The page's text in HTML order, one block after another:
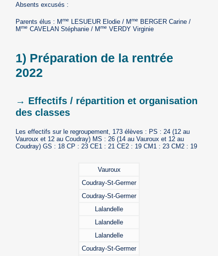
Absents excusés :
Parents élus : Mme LESUEUR Elodie / Mme BERGER Carine /
Mme CAVELAN Stéphanie / Mme VERDY Virginie
1) Préparation de la rentrée
2022
→ Effectifs / répartition et organisation
des classes
Les effectifs sur le regroupement, 173 élèves : PS : 24 (12 au
Vauroux et 12 au Coudray) MS : 26 (14 au Vauroux et 12 au
Coudray) GS : 18 CP : 23 CE1 : 21 CE2 : 19 CM1 : 23 CM2 : 19
Vauroux
Coudray-St-Germer
Coudray-St-Germer
Lalandelle
Lalandelle
Lalandelle
Coudray-St-Germer